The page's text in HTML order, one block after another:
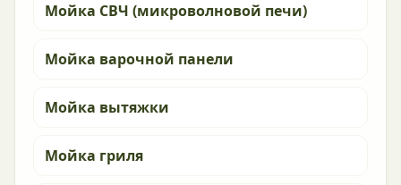
Мойка СВЧ (микроволновой печи)
Мойка варочной панели
Мойка вытяжки
Мойка гриля